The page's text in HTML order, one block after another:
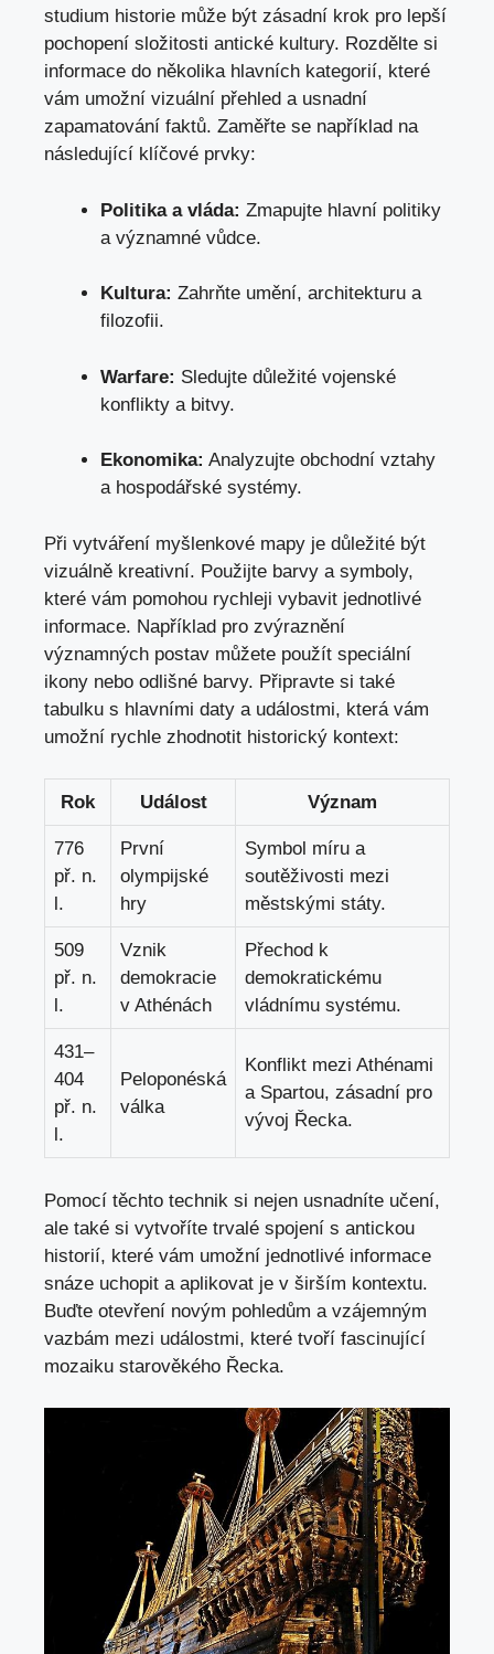
studium historie může​ být zásadní krok pro lepší
pochopení⁢ složitosti⁤ antické kultury. Rozdělte si⁤
informace do několika hlavních ⁣kategorií,‌ které
vám‍ umožní ‌vizuální přehled a usnadní
zapamatování faktů. Zaměřte se například ‍na
následující klíčové⁢ prvky:
Politika a vláda: Zmapujte hlavní politiky
a ‌významné vůdce.
Kultura: Zahrňte ⁢umění, architekturu a
filozofii.
Warfare: Sledujte důležité vojenské
konflikty a bitvy.
Ekonomika: Analyzujte obchodní ‌vztahy
a hospodářské systémy.
Při vytváření myšlenkové mapy je důležité být
vizuálně kreativní.‌ Použijte barvy a symboly,
⁢které vám pomohou rychleji vybavit jednotlivé⁤
informace. Například pro ​zvýraznění
významných‌ postav můžete použít speciální ​
ikony nebo odlišné barvy. Připravte si také
‌tabulku s hlavními ​daty a událostmi, která vám
umožní rychle zhodnotit historický kontext:
Rok Událost Význam
776
př. n.
l.
První⁢
olympijské
hry
Symbol ⁤míru a
soutěživosti mezi
městskými státy.
509⁤
př. n.
l.
Vznik
demokracie
v Athénách
Přechod ⁣k
demokratickému
vládnímu systému.
431–
404
⁣př. n.
l.
Peloponéská
válka
Konflikt‍ mezi Athénami
a Spartou, zásadní ‍pro
vývoj⁣ Řecka.
Pomocí těchto technik si ​nejen usnadníte učení,
ale také si vytvoříte trvalé ⁣spojení s antickou
historií, které‍ vám umožní jednotlivé informace
snáze uchopit a ⁢aplikovat je v širším​ kontextu.
Buďte otevření‌ novým pohledům a vzájemným
vazbám mezi událostmi, které tvoří fascinující
mozaiku starověkého Řecka.